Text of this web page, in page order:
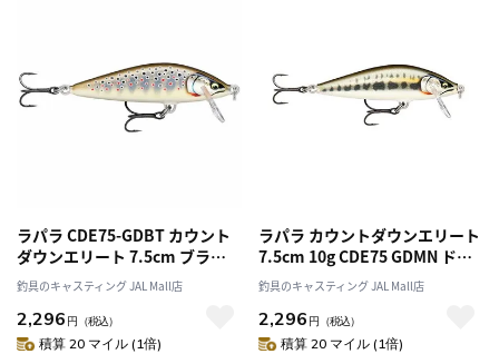
ラパラ CDE75-GDBT カウント
ダウンエリート 7.5cm ブラウ
ントラウト
釣具のキャスティング JAL Mall店
2,296 円 （税込）
積算 20 マイル (1倍)
ラパラ カウントダウンエリート
7.5cm 10g CDE75 GDMN ドジ
ョウ
釣具のキャスティング JAL Mall店
2,296 円 （税込）
積算 20 マイル (1倍)